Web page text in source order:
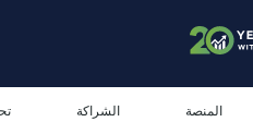
المنصة الشراكة